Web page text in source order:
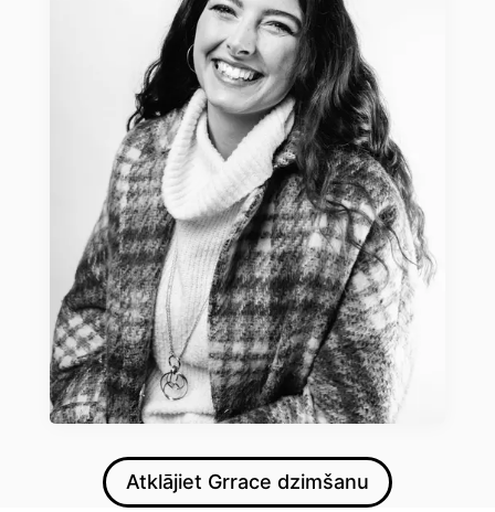
Atklājiet Grrace dzimšanu